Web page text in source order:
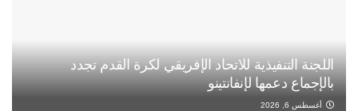
اللجنة التنفيذية للاتحاد الإفريقي لكرة القدم تجدد
بالإجماع دعمها لإنفانتينو
أغسطس 6, 2026